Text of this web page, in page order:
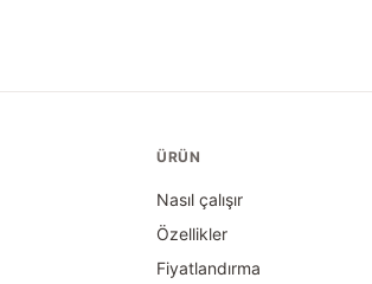
ÜRÜN
Nasıl çalışır
Özellikler
Fiyatlandırma